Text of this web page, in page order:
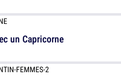
un Capricorne